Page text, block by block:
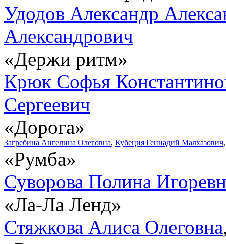
Удодов Александр
Александрович
«Держи ритм»
Крюк Софья
Сергеевич
«Дорога»
Загребина Ангелина Олеговна, Кубеция Геннадий Малхазович
«Румба»
Суворова Полина
«Ла-Ла Ленд»
Стяжкова Алиса Олеговна